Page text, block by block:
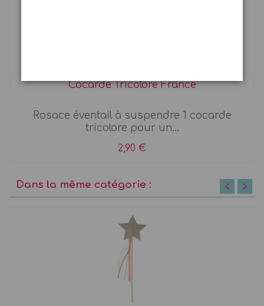
Cocarde Tricolore France
Rosace éventail à suspendre 1 cocarde
tricolore pour un...
2,90 €
Dans la même catégorie :